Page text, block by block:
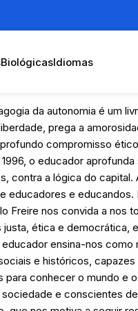
BiológicasIdiomas
da autonomia é um
prega a
compromisso
o educador
contra a lógica do
e educandos.
Freire nos convida a nos
ética e democrática,
ensina-nos
e históricos,
conhecer o mundo e
e conscientes